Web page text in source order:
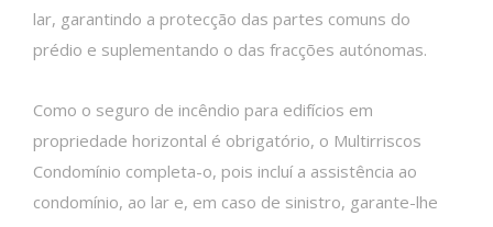
lar, garantindo a protecção das partes comuns do
prédio e suplementando o das fracções autónomas.
Como o seguro de incêndio para edifícios em
propriedade horizontal é obrigatório, o Multirriscos
Condomínio completa-o, pois incluí a assistência ao
condomínio, ao lar e, em caso de sinistro, garante-lhe